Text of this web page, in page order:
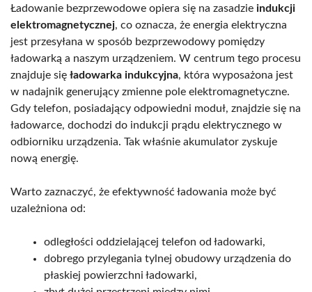
Ładowanie bezprzewodowe opiera się na zasadzie indukcji
elektromagnetycznej, co oznacza, że energia elektryczna
jest przesyłana w sposób bezprzewodowy pomiędzy
ładowarką a naszym urządzeniem. W centrum tego procesu
znajduje się ładowarka indukcyjna, która wyposażona jest
w nadajnik generujący zmienne pole elektromagnetyczne.
Gdy telefon, posiadający odpowiedni moduł, znajdzie się na
ładowarce, dochodzi do indukcji prądu elektrycznego w
odbiorniku urządzenia. Tak właśnie akumulator zyskuje
nową energię.
Warto zaznaczyć, że efektywność ładowania może być
uzależniona od:
odległości oddzielającej telefon od ładowarki,
dobrego przylegania tylnej obudowy urządzenia do
płaskiej powierzchni ładowarki,